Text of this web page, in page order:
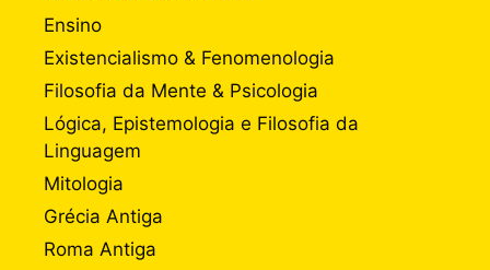
Ensino
Existencialismo & Fenomenologia
Filosofia da Mente & Psicologia
Lógica, Epistemologia e Filosofia da
Linguagem
Mitologia
Grécia Antiga
Roma Antiga